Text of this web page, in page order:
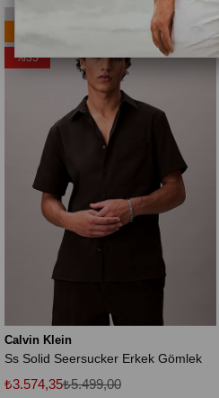
Calvin Klein
Ss Solid Seersucker Erkek Gömlek
₺3.574,35₺5.499,00
%35